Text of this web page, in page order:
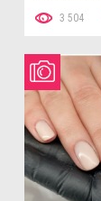
3 504